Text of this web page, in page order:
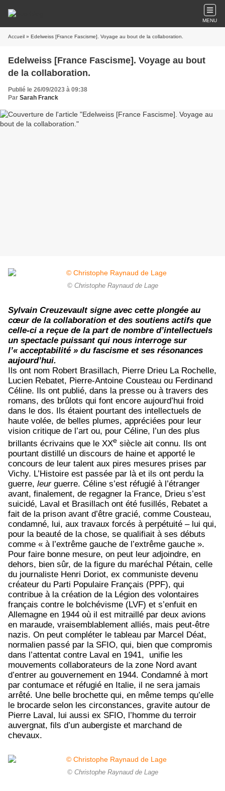
MENU
Accueil » Edelweiss [France Fascisme]. Voyage au bout de la collaboration.
Edelweiss [France Fascisme]. Voyage au bout
de la collaboration.
Publié le 26/09/2023 à 09:38
Par Sarah Franck
© Christophe Raynaud de Lage
Sylvain Creuzevault signe avec cette plongée au
cœur de la collaboration et des soutiens actifs que
celle-ci a reçue de la part de nombre d’intellectuels
un spectacle puissant qui nous interroge sur
l’« acceptabilité » du fascisme et ses résonances
aujourd’hui.
Ils ont nom Robert Brasillach, Pierre Drieu La Rochelle,
Lucien Rebatet, Pierre-Antoine Cousteau ou Ferdinand
Céline. Ils ont publié, dans la presse ou à travers des
romans, des brûlots qui font encore aujourd’hui froid
dans le dos. Ils étaient pourtant des intellectuels de
haute volée, de belles plumes, appréciées pour leur
vision critique de l’art ou, pour Céline, l’un des plus
brillants écrivains que le XXe siècle ait connu. Ils ont
pourtant distillé un discours de haine et apporté le
concours de leur talent aux pires mesures prises par
Vichy. L’Histoire est passée par là et ils ont perdu la
guerre, leurguerre. Céline s’est réfugié à l’étranger
avant, finalement, de regagner la France, Drieu s’est
suicidé, Laval et Brasillach ont été fusillés, Rebatet a
fait de la prison avant d’être gracié, comme Cousteau,
condamné, lui, aux travaux forcés à perpétuité – lui qui,
pour la beauté de la chose, se qualifiait à ses débuts
comme « à l’extrême gauche de l’extrême gauche ».
Pour faire bonne mesure, on peut leur adjoindre, en
dehors, bien sûr, de la figure du maréchal Pétain, celle
du journaliste Henri Doriot, ex communiste devenu
créateur du Parti Populaire Français (PPF), qui
contribue à la création de la Légion des volontaires
français contre le bolchévisme (LVF) et s’enfuit en
Allemagne en 1944 où il est mitraillé par deux avions
en maraude, vraisemblablement alliés, mais peut-être
nazis. On peut compléter le tableau par Marcel Déat,
normalien passé par la SFIO, qui, bien que compromis
dans l’attentat contre Laval en 1941, unifie les
mouvements collaborateurs de la zone Nord avant
d’entrer au gouvernement en 1944. Condamné à mort
par contumace et réfugié en Italie, il ne sera jamais
arrêté. Une belle brochette qui, en même temps qu’elle
le brocarde selon les circonstances, gravite autour de
Pierre Laval, lui aussi ex SFIO, l’homme du terroir
auvergnat, fils d’un aubergiste et marchand de
chevaux.
© Christophe Raynaud de Lage